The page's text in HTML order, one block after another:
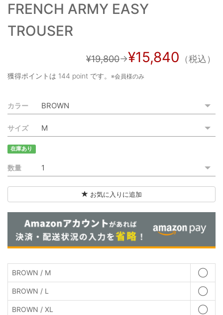
新規会員登録
お買い物カゴ
特定商取引法に基づく表記
FRENCH ARMY EASY
TROUSER
¥19,800→¥15,840 （税込）
獲得ポイントは 144 point です。 ※会員様のみ
カラー
サイズ
在庫あり
数量
お気に入りに追加
BROWN / M ◯
BROWN / L ◯
BROWN / XL ◯